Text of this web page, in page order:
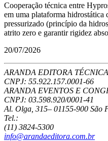
Cooperação técnica entre
em uma plataforma
pressurizado (princípio da
atrito zero e garantir rigidez
20/07/2026
ARANDA EDITORA
CNPJ: 55.922.157.0001-66
ARANDA EVENTOS E
CNPJ: 03.598.920/0001-41
Al. Olga, 315– 01155-900 São
Tel.:
(11) 3824-5300
info@arandaeditora.com.br